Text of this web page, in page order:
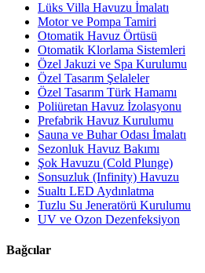
Lüks Villa Havuzu İmalatı
Motor ve Pompa Tamiri
Otomatik Havuz Örtüsü
Otomatik Klorlama Sistemleri
Özel Jakuzi ve Spa Kurulumu
Özel Tasarım Şelaleler
Özel Tasarım Türk Hamamı
Poliüretan Havuz İzolasyonu
Prefabrik Havuz Kurulumu
Sauna ve Buhar Odası İmalatı
Sezonluk Havuz Bakımı
Şok Havuzu (Cold Plunge)
Sonsuzluk (Infinity) Havuzu
Sualtı LED Aydınlatma
Tuzlu Su Jeneratörü Kurulumu
UV ve Ozon Dezenfeksiyon
Bağcılar